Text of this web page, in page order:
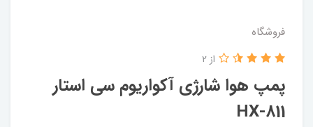
فروشگاه
پمپ هوا شارژی آکواریوم سی استار
HX-811
از 2